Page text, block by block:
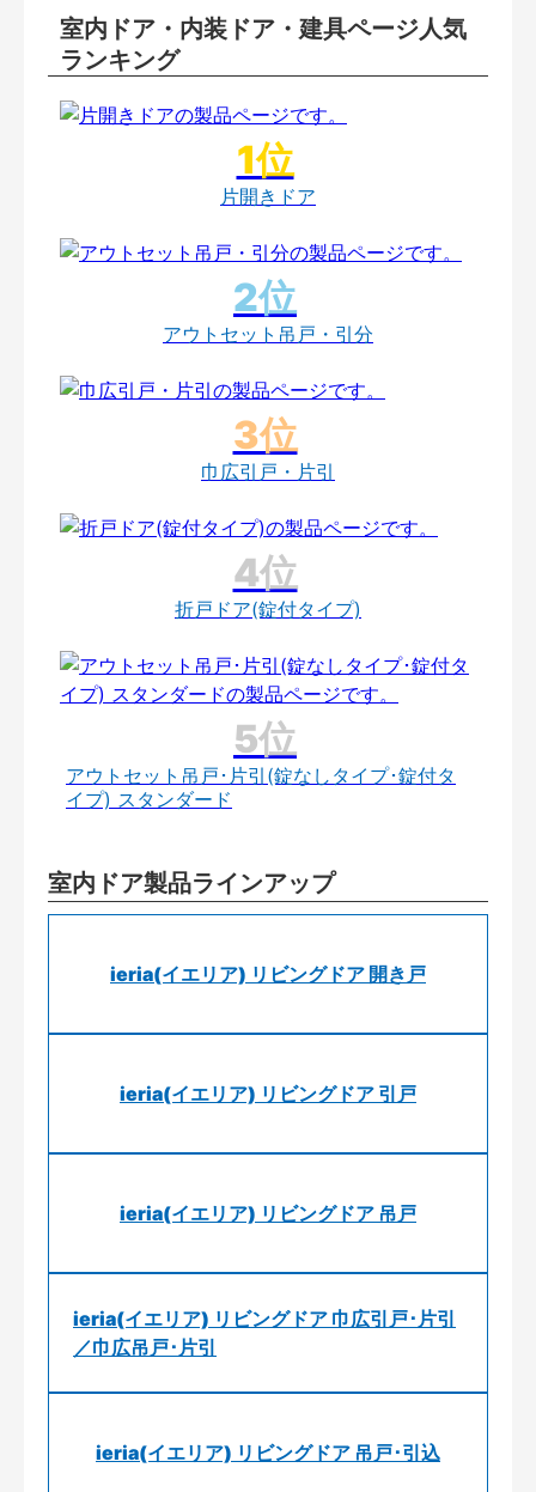
室内ドア・内装ドア・建具ページ人気
ランキング
片開きドア
アウトセット吊戸・引分
巾広引戸・片引
折戸ドア(錠付タイプ)
アウトセット吊戸･片引(錠なしタイプ･錠付タ
イプ) スタンダード
室内ドア製品ラインアップ
ieria(イエリア) リビングドア 開き戸
ieria(イエリア) リビングドア 引戸
ieria(イエリア) リビングドア 吊戸
ieria(イエリア) リビングドア 巾広引戸･片引
／巾広吊戸･片引
ieria(イエリア) リビングドア 吊戸･引込